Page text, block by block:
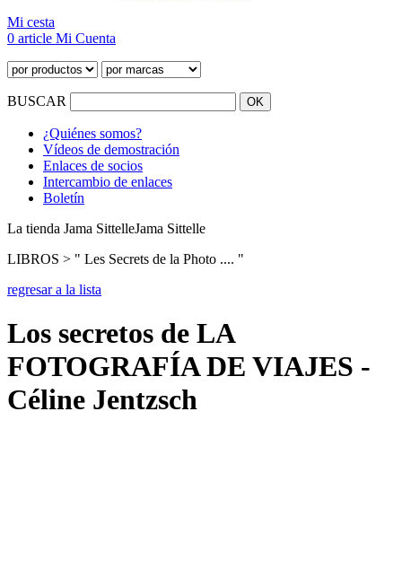
Mi cesta
0 article Mi Cuenta
BUSCAR
¿Quiénes somos?
Vídeos de demostración
Enlaces de socios
Intercambio de enlaces
Boletín
La tienda Jama SittelleJama Sittelle
LIBROS > " Les Secrets de la Photo .... "
regresar a la lista
Los secretos de LA
FOTOGRAFÍA DE VIAJES -
Céline Jentzsch